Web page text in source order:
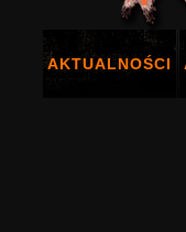
AKTUALNOŚCI